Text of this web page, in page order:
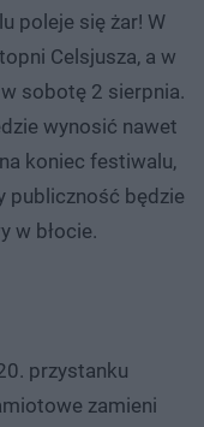
poleje się żar! W
Celsjusza, a w
sobotę 2 sierpnia.
wynosić nawet
koniec festiwalu,
publiczność będzie
w błocie.
przystanku
zamieni